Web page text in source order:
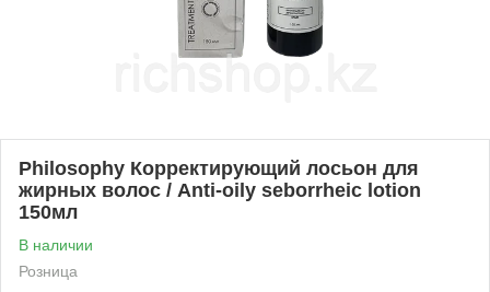
Philosophy Корректирующий лосьон для
жирных волос / Anti-oily seborrheic lotion
150мл
В наличии
Розница